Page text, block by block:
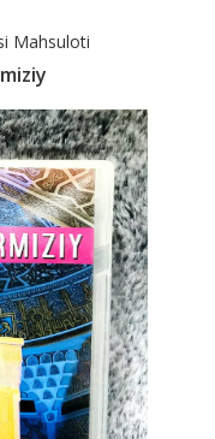
Mahsuloti